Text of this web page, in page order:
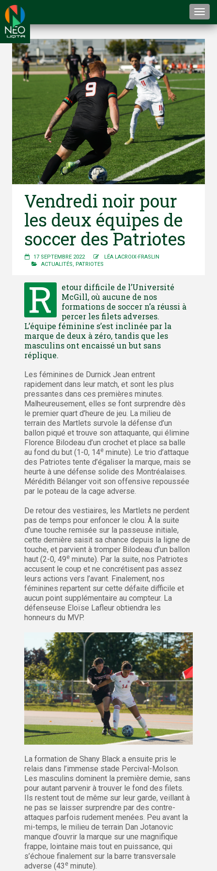
Vendredi noir pour
les deux équipes de
soccer des Patriotes
17 SEPTEMBRE 2022
LÉA LACROIX-FRASLIN
ACTUALITÉS
PATRIOTES
R
etour difficile de l’Université
McGill, où aucune de nos
formations de soccer n’a réussi à
percer les filets adverses.
L’équipe féminine s’est inclinée par la
marque de deux à zéro, tandis que les
masculins ont encaissé un but sans
réplique.
Les féminines de Durnick Jean entrent
rapidement dans leur match, et sont les plus
pressantes dans ces premières minutes.
Malheureusement, elles se font surprendre dès
le premier quart d’heure de jeu. La milieu de
terrain des Martlets survole la défense d’un
ballon piqué et trouve son attaquante, qui élimine
Florence Bilodeau d’un crochet et place sa balle
au fond du but (1-0, 14e minute). Le trio d’attaque
des Patriotes tente d’égaliser la marque, mais se
heurte à une défense solide des Montréalaises.
Mérédith Bélanger voit son offensive repoussée
par le poteau de la cage adverse.
De retour des vestiaires, les Martlets ne perdent
pas de temps pour enfoncer le clou. À la suite
d’une touche remisée sur la passeuse initiale,
cette dernière saisit sa chance depuis la ligne de
touche, et parvient à tromper Bilodeau d’un ballon
haut (2-0, 49e minute). Par la suite, nos Patriotes
accusent le coup et ne concrétisent pas assez
leurs actions vers l’avant. Finalement, nos
féminines repartent sur cette défaite difficile et
aucun point supplémentaire au compteur. La
défenseuse Eloïse Lafleur obtiendra les
honneurs du MVP.
La formation de Shany Black a ensuite pris le
relais dans l’immense stade Percival-Molson.
Les masculins dominent la première demie, sans
pour autant parvenir à trouver le fond des filets.
Ils restent tout de même sur leur garde, veillant à
ne pas se laisser surprendre par des contre-
attaques parfois rudement menées. Peu avant la
mi-temps, le milieu de terrain Dan Jotanovic
manque d’ouvrir la marque sur une magnifique
frappe, lointaine mais tout en puissance, qui
s’échoue finalement sur la barre transversale
adverse (43 e minute).